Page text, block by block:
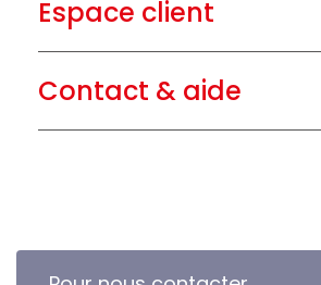
Espace client
Contact & aide